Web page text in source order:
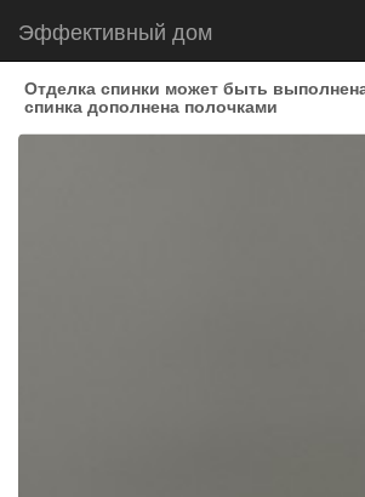
Эффективный дом
Отделка спинки может быть
спинка дополнена полочками